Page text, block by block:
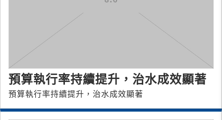
預算執行率持續提升，治水成效顯著
預算執行率持續提升，治水成效顯著